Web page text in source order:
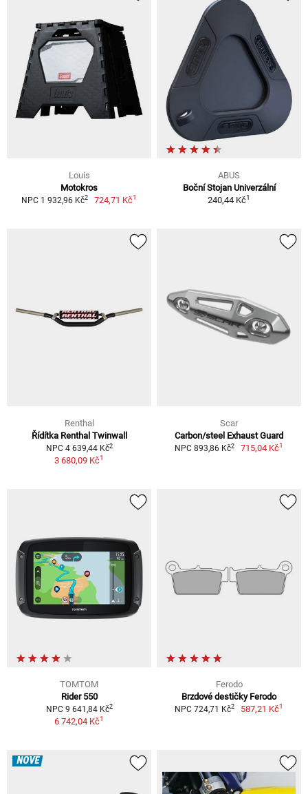
Louis
Motokros
NPC 1 932,96 Kč2 724,71 Kč1
ABUS
Boční Stojan Univerzální
240,44 Kč1
Renthal
Řídítka Renthal Twinwall
NPC 4 639,44 Kč2
3 680,09 Kč1
Scar
Carbon/steel Exhaust Guard
NPC 893,86 Kč2 715,04 Kč1
TOMTOM
Rider 550
NPC 9 641,84 Kč2
6 742,04 Kč1
Ferodo
Brzdové destičky Ferodo
NPC 724,71 Kč2 587,21 Kč1
NOVÉ